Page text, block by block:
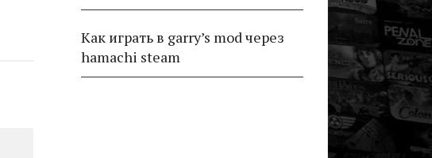
Как играть в garry’s mod через
hamachi steam